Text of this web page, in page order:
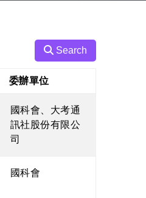
Search
重新排序委辦單位
委辦單位
國科會、大考通
訊社股份有限公
司
國科會